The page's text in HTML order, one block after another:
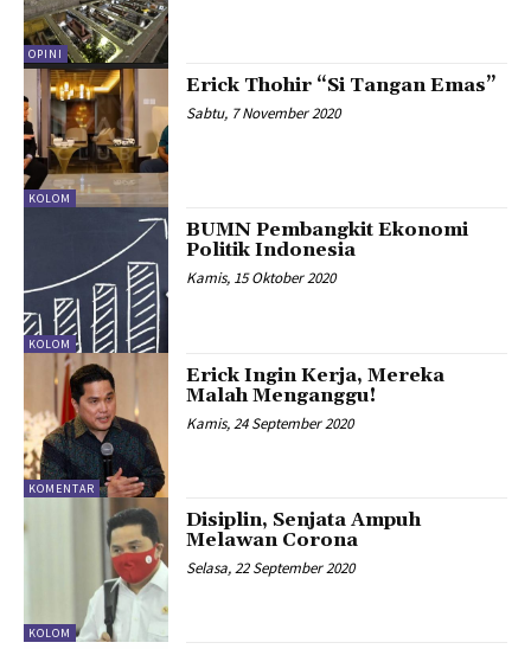
OPINI
KOLOM
Erick Thohir “Si Tangan Emas”
Sabtu, 7 November 2020
KOLOM
BUMN Pembangkit Ekonomi
Politik Indonesia
Kamis, 15 Oktober 2020
KOMENTAR
Erick Ingin Kerja, Mereka
Malah Menganggu!
Kamis, 24 September 2020
KOLOM
Disiplin, Senjata Ampuh
Melawan Corona
Selasa, 22 September 2020